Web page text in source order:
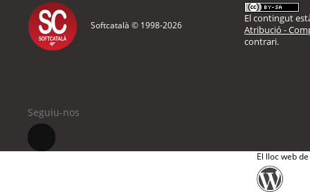
Softcatalà © 1998-2026
El contingut
Atribució -
contrari.
Seguiu-nos
El lloc web